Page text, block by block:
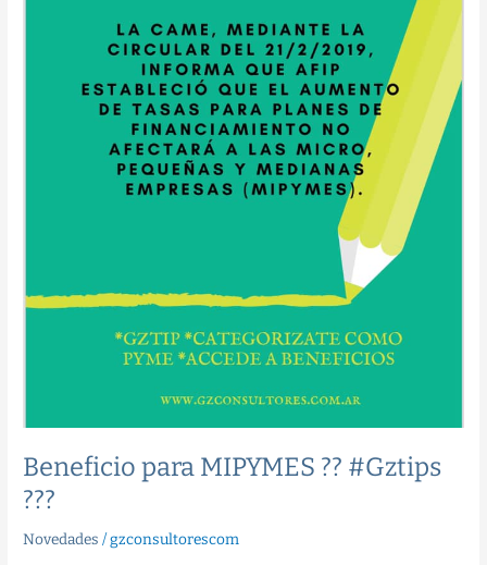
Beneficio para MIPYMES ?? #Gztips
??‍?
Novedades /gzconsultorescom